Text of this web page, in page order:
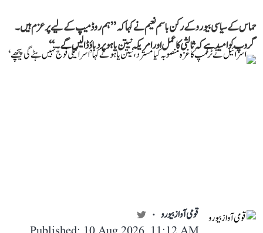
حماس کے سیاسی بیورو کے رکن باسم نعیم نے کہا کہ ’’ہم روڈ میپ کے لیے پرعزم ہیں۔
گروپ کو امید ہے کہ ثالثی کا عمل اور امریکہ نیتن یاہو پر دباؤ ڈالیں گے۔‘‘
قومی آواز بیورو